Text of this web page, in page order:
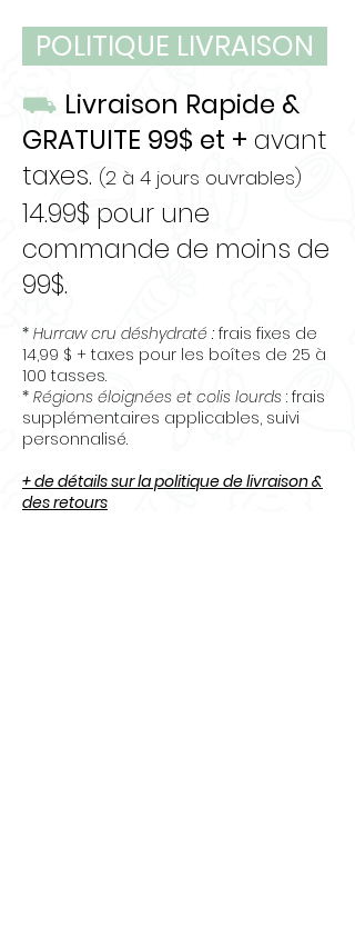
Se conserve 6 jours au
réfrigérateur une fois
décongelé.
Pour consommation
animale seulement.
POLITIQUE LIVRAISON
⛟ Livraison Rapide &
GRATUITE 99$ et + avant
taxes. (2 à 4 jours ouvrables)
14.99$ pour une
commande de moins de
99$.
* Hurraw cru déshydraté : frais fixes de
14,99 $ + taxes pour les boîtes de 25 à
100 tasses.
* Régions éloignées et colis lourds : frais
supplémentaires applicables, suivi
personnalisé.
+ de détails sur la politique de livraison &
des retours